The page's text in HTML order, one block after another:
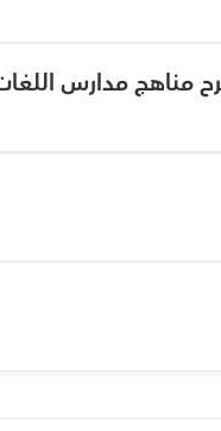
مناهج مدارس